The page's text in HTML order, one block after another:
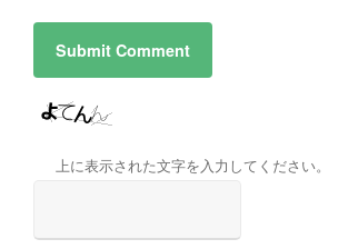
上に表示された文字を入力してください。